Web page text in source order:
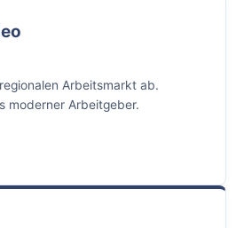
Arbeitsmarkt ab.
moderner Arbeitgeber.